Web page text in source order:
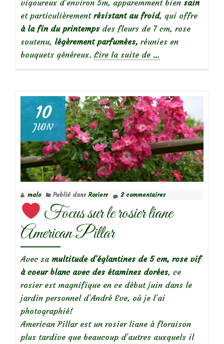
vigoureux d’environ 5m, apparemment bien sain
et particulièrement résistant au froid, qui offre
à la fin du printemps des fleurs de 7 cm, rose
soutenu, légèrement parfumées, réunies en
bouquets généreux. Lire la suite de à
Focus
sur
le
rosier
Fragezeichen
…
10
JUIN
malo Publié dans Rosiers 2 commentaires
Focus sur le rosier liane
American Pillar
Avec sa multitude d’églantines de 5 cm, rose vif
à coeur blanc avec des étamines dorées, ce
rosier est magnifique en ce début juin dans le
jardin personnel d’André Eve, où je l’ai
photographié!
American Pillar est un rosier liane à floraison
plus tardive que beaucoup d’autres auxquels il